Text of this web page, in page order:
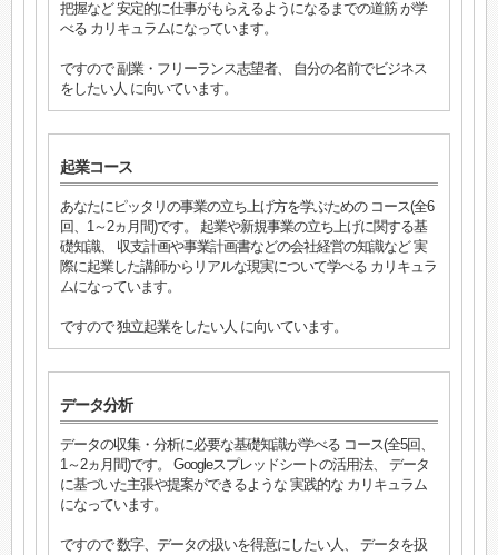
把握など 安定的に仕事がもらえるようになるまでの道筋 が学
べる カリキュラムになっています。
ですので 副業・フリーランス志望者、 自分の名前でビジネス
をしたい人 に向いています。
起業コース
あなたにピッタリの事業の立ち上げ方を学ぶための コース(全6
回、1～2ヵ月間)です。 起業や新規事業の立ち上げに関する基
礎知識、 収支計画や事業計画書などの会社経営の知識など 実
際に起業した講師からリアルな現実について学べる カリキュラ
ムになっています。
ですので 独立起業をしたい人 に向いています。
データ分析
データの収集・分析に必要な基礎知識が学べる コース(全5回、
1～2ヵ月間)です。 Googleスプレッドシートの活用法、 データ
に基づいた主張や提案ができるような 実践的な カリキュラム
になっています。
ですので 数字、データの扱いを得意にしたい人、 データを扱